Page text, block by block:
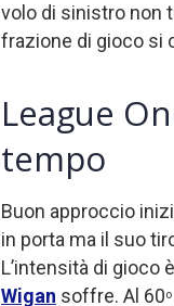
volo di sinistro non
frazione di gioco si
League
tempo
Buon approccio
in porta ma il suo
L’intensità di gioco
Wigan soffre. Al 60o